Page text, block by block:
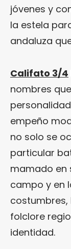
jóvenes y
la estela
andaluza
Califato 3/4
nombres
empeño
no solo se
particular
mamado en
campo y en
costumbres,
folclore
identidad.